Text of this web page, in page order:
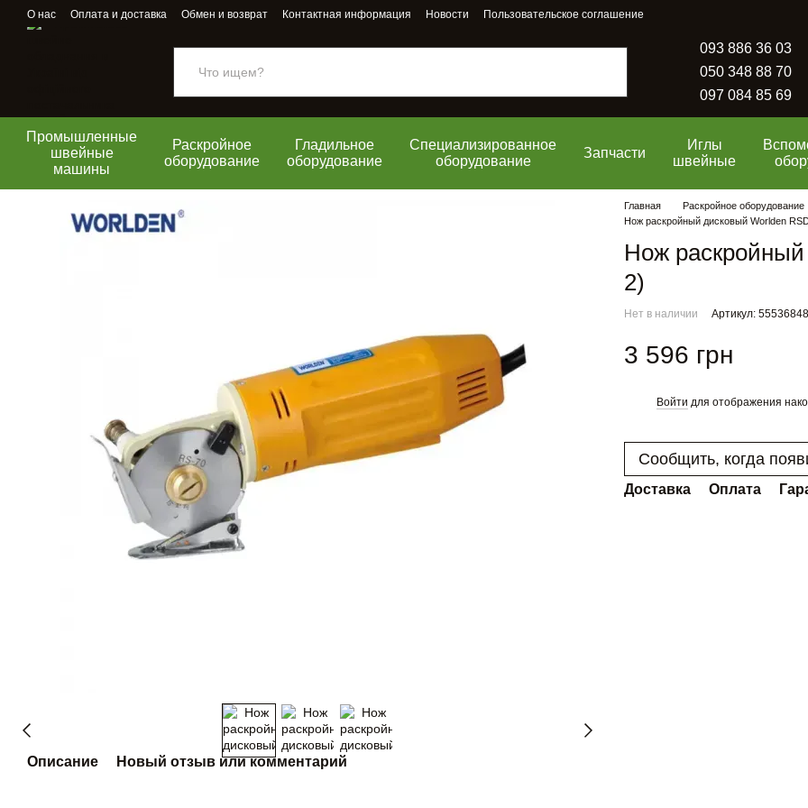
Перейти к основному контенту
О нас Оплата и доставка Обмен и возврат Контактная информация Новости Пользовательское соглашение
093 886 36 03
050 348 88 70
097 084 85 69
Промышленные
швейные
машины
Раскройное
оборудование
Гладильное
оборудование
Специализированное
оборудование
Запчасти
Иглы
швейные
Описание Новый отзыв или комментарий
Главная Раскройное оборудование
Нож раскройный дисковый Worlden
Нож
2)
Нет в наличии Артикул:
3 596 грн
Войти для отображения
Сообщить, когда
Доставка Оплата